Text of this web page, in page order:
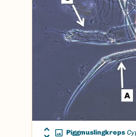
Piggmuslingkreps